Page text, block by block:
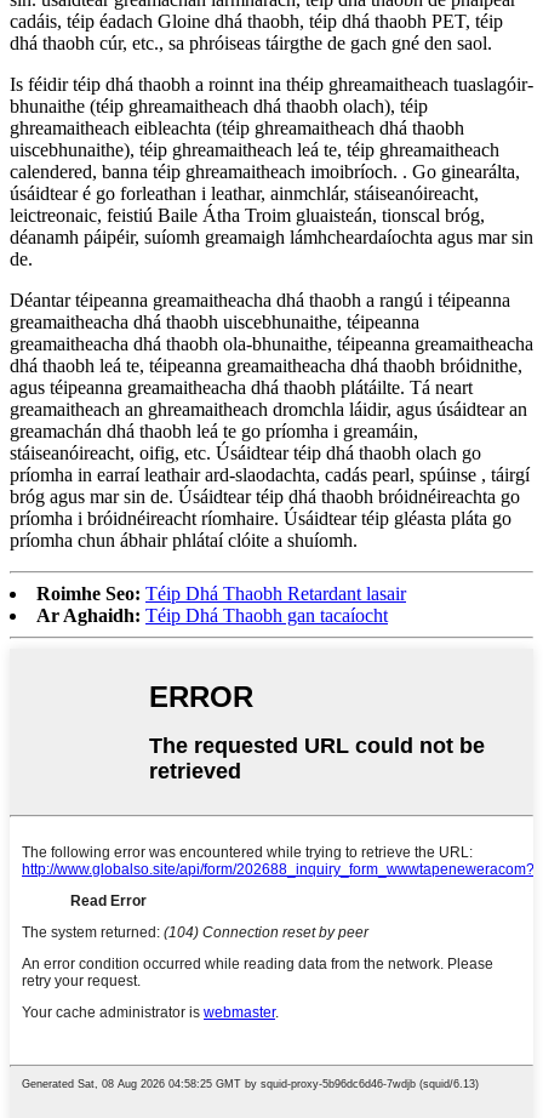
cadáis, téip éadach Gloine dhá thaobh, téip dhá thaobh PET, téip
dhá thaobh cúr, etc., sa phróiseas táirgthe de gach gné den saol.
Is féidir téip dhá thaobh a roinnt ina théip ghreamaitheach tuaslagóir-
bhunaithe (téip ghreamaitheach dhá thaobh olach), téip
ghreamaitheach eibleachta (téip ghreamaitheach dhá thaobh
uiscebhunaithe), téip ghreamaitheach leá te, téip ghreamaitheach
calendered, banna téip ghreamaitheach imoibríoch. . Go ginearálta,
úsáidtear é go forleathan i leathar, ainmchlár, stáiseanóireacht,
leictreonaic, feistiú Baile Átha Troim gluaisteán, tionscal bróg,
déanamh páipéir, suíomh greamaigh lámhcheardaíochta agus mar sin
de.
Déantar téipeanna greamaitheacha dhá thaobh a rangú i téipeanna
greamaitheacha dhá thaobh uiscebhunaithe, téipeanna
greamaitheacha dhá thaobh ola-bhunaithe, téipeanna greamaitheacha
dhá thaobh leá te, téipeanna greamaitheacha dhá thaobh bróidnithe,
agus téipeanna greamaitheacha dhá thaobh plátáilte. Tá neart
greamaitheach an ghreamaitheach dromchla láidir, agus úsáidtear an
greamachán dhá thaobh leá te go príomha i greamáin,
stáiseanóireacht, oifig, etc. Úsáidtear téip dhá thaobh olach go
príomha in earraí leathair ard-slaodachta, cadás pearl, spúinse , táirgí
bróg agus mar sin de. Úsáidtear téip dhá thaobh bróidnéireachta go
príomha i bróidnéireacht ríomhaire. Úsáidtear téip gléasta pláta go
príomha chun ábhair phlátaí clóite a shuíomh.
Roimhe Seo: Téip Dhá Thaobh Retardant lasair
Ar Aghaidh: Téip Dhá Thaobh gan tacaíocht